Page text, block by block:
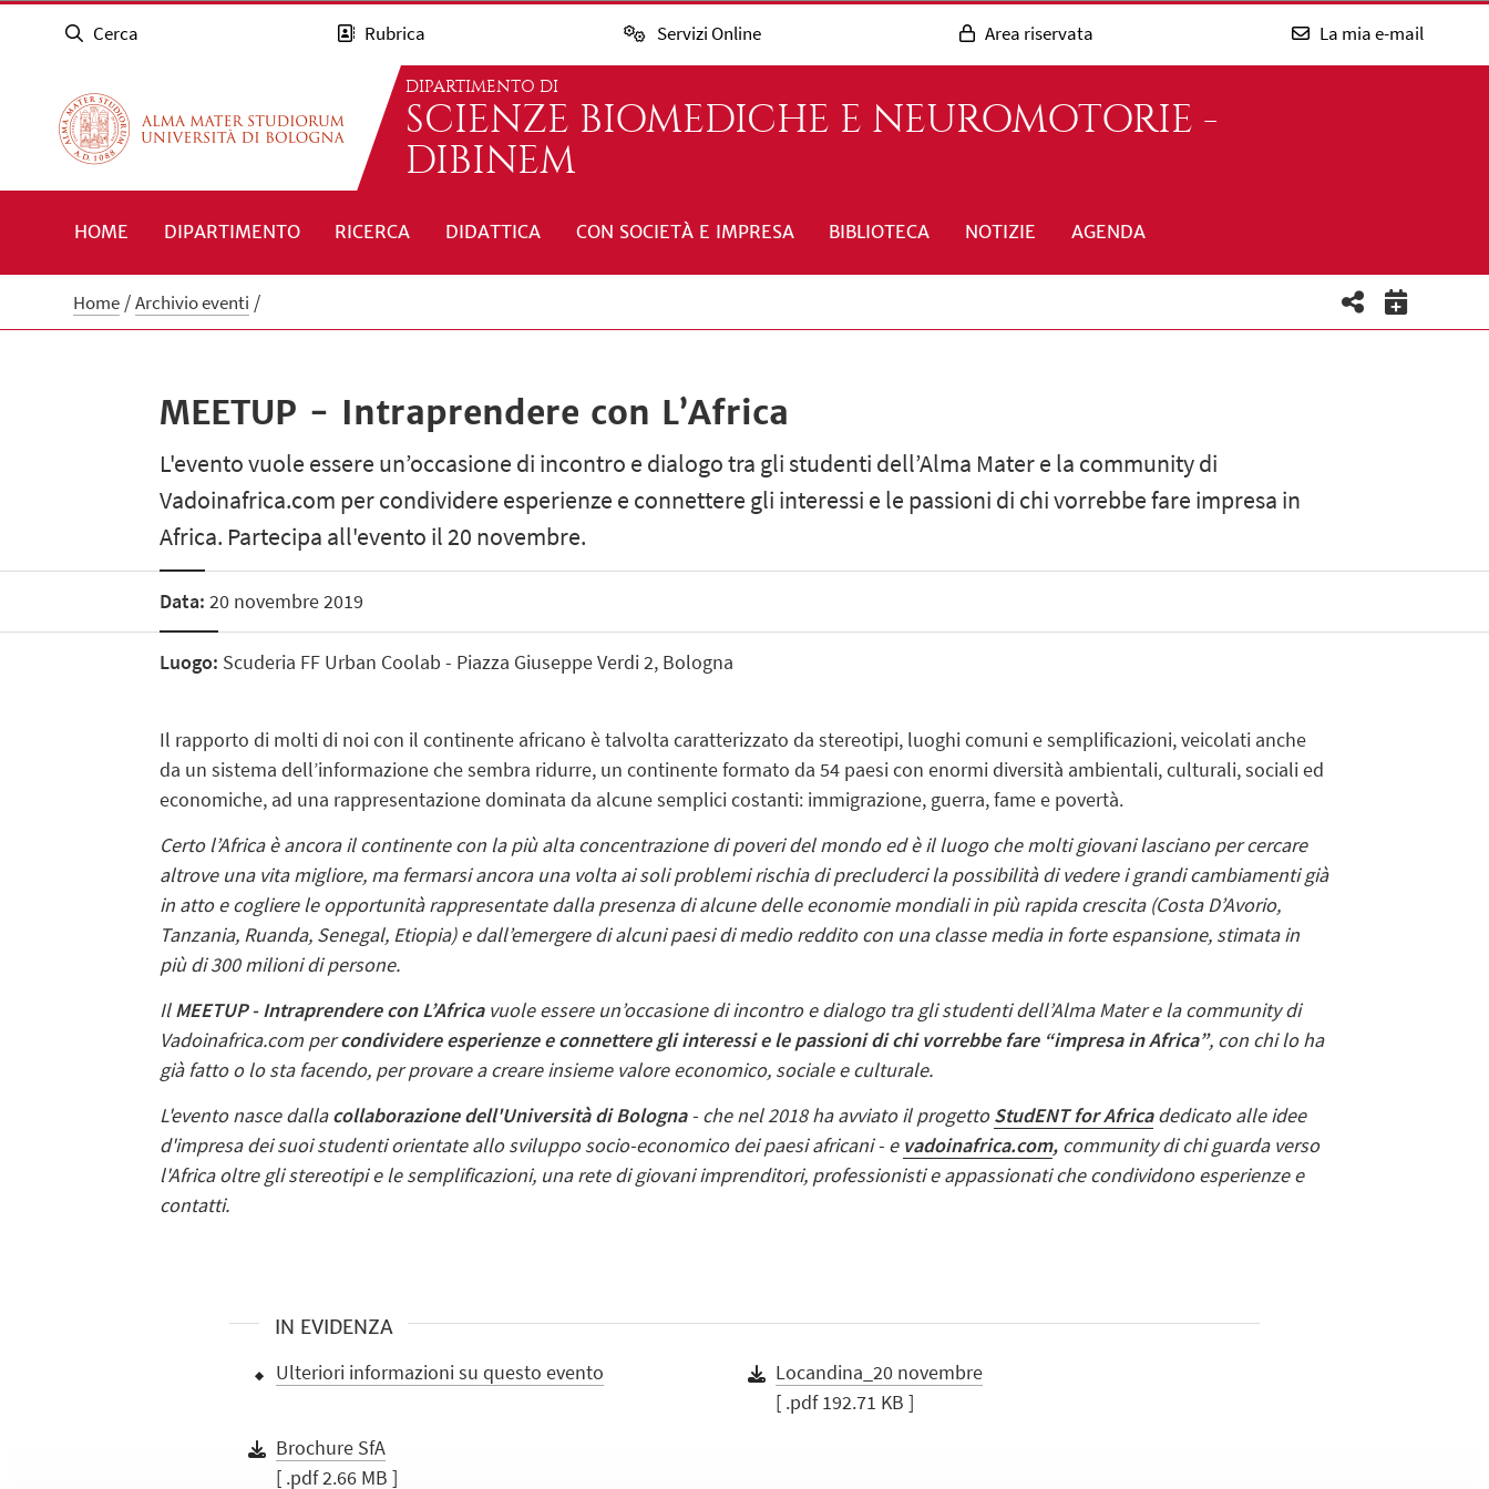
Cerca Rubrica Servizi Online Area riservata La mia e-mail
DIPARTIMENTO DI
SCIENZE BIOMEDICHE E NEUROMOTORIE -
DIBINEM
HOME DIPARTIMENTO RICERCA DIDATTICA CON SOCIETÀ E IMPRESA BIBLIOTECA NOTIZIE AGENDA
Home Archivio eventi
MEETUP - Intraprendere con L’Africa
L'evento vuole essere un’occasione di incontro e dialogo tra gli studenti dell’Alma Mater e la community di
Vadoinafrica.com per condividere esperienze e connettere gli interessi e le passioni di chi vorrebbe fare impresa in
Africa. Partecipa all'evento il 20 novembre.
Data: 20 novembre 2019
Luogo: Scuderia FF Urban Coolab - Piazza Giuseppe Verdi 2, Bologna
Il rapporto di molti di noi con il continente africano è talvolta caratterizzato da stereotipi, luoghi comuni e semplificazioni, veicolati anche
da un sistema dell’informazione che sembra ridurre, un continente formato da 54 paesi con enormi diversità ambientali, culturali, sociali ed
economiche, ad una rappresentazione dominata da alcune semplici costanti: immigrazione, guerra, fame e povertà.
Certo l’Africa è ancora il continente con la più alta concentrazione di poveri del mondo ed è il luogo che molti giovani lasciano per cercare
altrove una vita migliore, ma fermarsi ancora una volta ai soli problemi rischia di precluderci la possibilità di vedere i grandi cambiamenti già
in atto e cogliere le opportunità rappresentate dalla presenza di alcune delle economie mondiali in più rapida crescita (Costa D’Avorio,
Tanzania, Ruanda, Senegal, Etiopia) e dall’emergere di alcuni paesi di medio reddito con una classe media in forte espansione, stimata in
più di 300 milioni di persone.
IlMEETUP - Intraprendere con L’Africavuole essere un’occasione di incontro e dialogo tra gli studenti dell’Alma Mater e la community di
Vadoinafrica.com percondividere esperienze e connettere gli interessi e le passioni di chi vorrebbe fare “impresa in Africa”, con chi lo ha
già fatto o lo sta facendo, per provare a creare insieme valore economico, sociale e culturale.
L'evento nasce dallacollaborazione dell'Università di Bologna- che nel 2018 ha avviato il progettoStudENT for Africadedicato alle idee
d'impresa dei suoi studenti orientate allo sviluppo socio-economico dei paesi africani - e vadoinafrica.com,community di chi guarda verso
l'Africa oltre gli stereotipi e le semplificazioni, una rete di giovani imprenditori, professionisti e appassionati che condividono esperienze e
contatti.
IN EVIDENZA
Ulteriori informazioni su questo evento
Locandina_20 novembre
[ .pdf 192.71 KB ]
Brochure SfA
[ .pdf 2.66 MB ]